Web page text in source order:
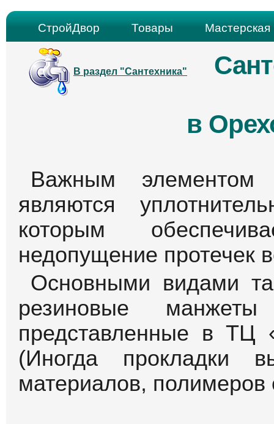
СтройДвор Товары Мастерская
В раздел "Сантехника"
в
Важным элементом
являются
которым
недопущение протечек
Основными видами
резиновые
представленные в ТЦ
(Иногда прокладки
материалов,